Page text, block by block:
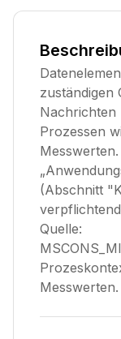
zuständigen
Nachrichten
Prozessen
(Abschnitt
Quelle: